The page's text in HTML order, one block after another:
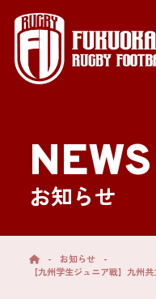
NEWS
お知らせ
- お知らせ
-
【九州学生ジュニア戦】九州